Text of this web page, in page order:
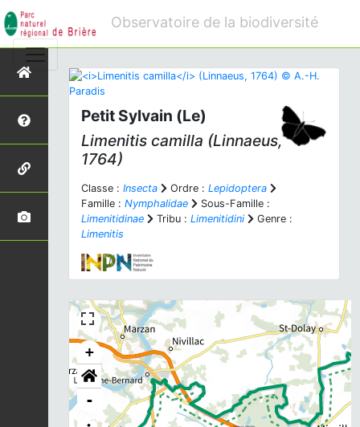
Observatoire de la biodiversité
Petit Sylvain (Le)
Limenitis camilla (Linnaeus,
1764)
Classe : Insecta Ordre : Lepidoptera
Famille : Nymphalidae
Sous-Famille :
Limenitidinae
Tribu : Limenitidini
Genre :
Limenitis
+
-